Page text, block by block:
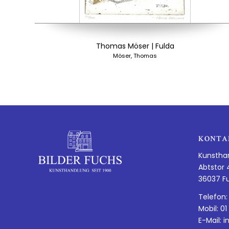
Thomas Möser | Fulda
Möser, Thomas
Abtstor
36037
Mobil:
E-Mail: